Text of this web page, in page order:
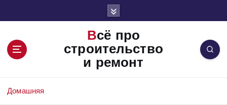
Всё про
строительство
и ремонт
Домашняя